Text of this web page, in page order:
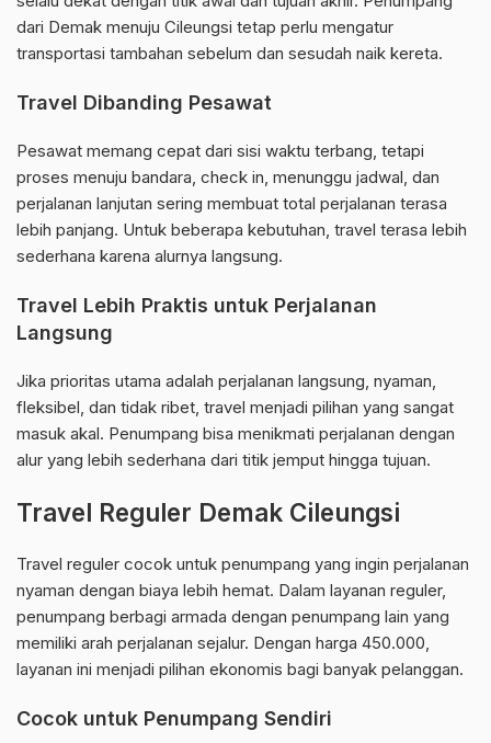
dari Demak menuju Cileungsi tetap perlu mengatur
transportasi tambahan sebelum dan sesudah naik kereta.
Travel Dibanding Pesawat
Pesawat memang cepat dari sisi waktu terbang, tetapi
proses menuju bandara, check in, menunggu jadwal, dan
perjalanan lanjutan sering membuat total perjalanan terasa
lebih panjang. Untuk beberapa kebutuhan, travel terasa lebih
sederhana karena alurnya langsung.
Travel Lebih Praktis untuk Perjalanan
Langsung
Jika prioritas utama adalah perjalanan langsung, nyaman,
fleksibel, dan tidak ribet, travel menjadi pilihan yang sangat
masuk akal. Penumpang bisa menikmati perjalanan dengan
alur yang lebih sederhana dari titik jemput hingga tujuan.
Travel Reguler Demak Cileungsi
Travel reguler cocok untuk penumpang yang ingin perjalanan
nyaman dengan biaya lebih hemat. Dalam layanan reguler,
penumpang berbagi armada dengan penumpang lain yang
memiliki arah perjalanan sejalur. Dengan harga 450.000,
layanan ini menjadi pilihan ekonomis bagi banyak pelanggan.
Cocok untuk Penumpang Sendiri